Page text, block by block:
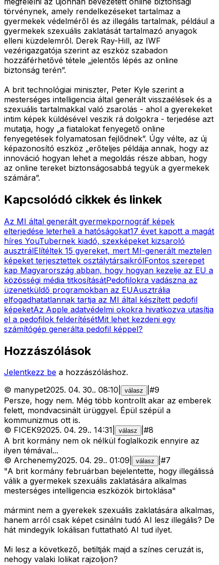
törvénynek, amely rendelkezéseket tartalmaz a
gyermekek védelméről és az illegális tartalmak, például a
gyermekek szexuális zaklatását tartalmazó anyagok
elleni küzdelemről. Derek Ray-Hill, az IWF
vezérigazgatója szerint az eszköz szabadon
hozzáférhetővé tétele „jelentős lépés az online
biztonság terén”.
A brit technológiai miniszter, Peter Kyle szerint a
mesterséges intelligencia által generált visszaélések és a
szexuális tartalmakkal való zsarolás - ahol a gyerekeket
intim képek küldésével veszik rá dolgokra - terjedése azt
mutatja, hogy „a fiatalokat fenyegető online
fenyegetések folyamatosan fejlődnek”. Úgy vélte, az új
képazonosító eszköz „erőteljes példája annak, hogy az
innováció hogyan lehet a megoldás része abban, hogy
az online tereket biztonságosabbá tegyük a gyermekek
számára”.
Kapcsolódó cikkek és linkek
Az MI által generált gyermekpornográf képek
elterjedése leterheli a hatóságokat17 évet kapott a magát
híres YouTubernek kiadó, szexképeket kizsaroló
ausztrálElítéltek 15 gyereket, mert MI-generált meztelen
képeket terjesztettek osztálytársaikrólFontos szerepet
kap Magyarország abban, hogy hogyan kezelje az EU a
közösségi média titkosításátPedofilokra vadászna az
üzenetküldő programokban az EUAusztrália
elfogadhatatlannak tartja az MI által készített pedofil
képeketAz Apple adatvédelmi okokra hivatkozva utasítja
el a pedofilok felderítésétMit lehet kezdeni egy
számítógép generálta pedofil képpel?
Hozzászólások
Jelentkezz be a hozzászóláshoz.
© manypet2025. 04. 30.. 08:10 válasz #9
Persze, hogy nem. Még több kontrollt akar az emberek
felett, mondvacsinált ürüggyel. Épül szépül a
kommunizmus ott is.
© FICEK92025. 04. 29.. 14:31 válasz #8
A brit kormány nem ok nélkül foglalkozik ennyire az
ilyen témával...
© Archenemy2025. 04. 29.. 01:09 válasz #7
"A brit kormány februárban bejelentette, hogy illegálissá
válik a gyermekek szexuális zaklatására alkalmas
mesterséges intelligencia eszközök birtoklása"
mármint nem a gyerekek szexuális zaklatására alkalmas,
hanem arról csak képet csinálni tudó AI lesz illegális? De
hát mindegyik lokálisan futtatható AI tud ilyet.
Mi lesz a következő, betiltják majd a színes ceruzát is,
nehogy valaki lolikat rajzoljon?